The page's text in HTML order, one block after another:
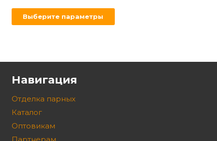
Выберите параметры
Навигация
Отделка парных
Каталог
Оптовикам